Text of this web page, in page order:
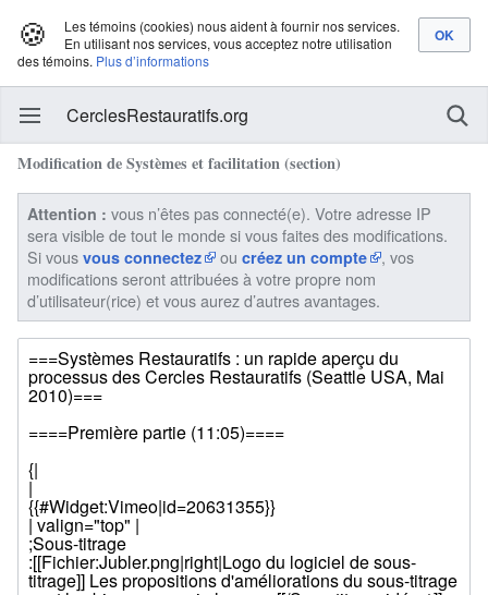
🍪
Les témoins (cookies) nous aident à fournir nos services.
En utilisant nos services, vous acceptez notre utilisation
des témoins. Plus d’informations
CerclesRestauratifs.org
Modification de Systèmes et facilitation (section)
Attention : vous n’êtes pas connecté(e). Votre adresse IP
sera visible de tout le monde si vous faites des modifications.
Si vous vous connectez ou créez un compte
, vos
modifications seront attribuées à votre propre nom
d’utilisateur(rice) et vous aurez d’autres avantages.